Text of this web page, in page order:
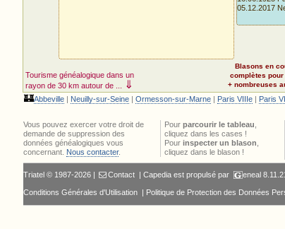
Tourisme généalogique dans un
rayon de 30 km autour de ...
⇓
05.12.2017
🏰Abbeville | Neuilly-sur-Seine | Ormesson-sur-Marne | Paris VIIIe | Paris
Blasons en
complètes
+ nombreuses
Vous pouvez exercer votre droit de
demande de suppression des
données généalogiques vous
concernant. Nous contacter.
Pour parcourir le tableau
cliquez dans les cases !
Pour inspecter un blason
cliquez dans le blason !
Triatel © 1987-2026 | Contact | Capedia est propulsé par eneal
Conditions Générales d'Utilisation | Politique de Protection des Données